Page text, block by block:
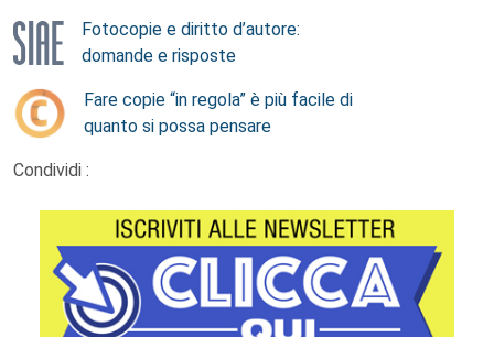
Fotocopie e diritto d’autore:
domande e risposte
Fare copie “in regola” è più facile di
quanto si possa pensare
Condividi :